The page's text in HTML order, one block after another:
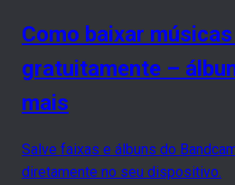
Como baixar
gratuitamente –
mais
Salve faixas e álbuns do
diretamente no seu dispositivo.